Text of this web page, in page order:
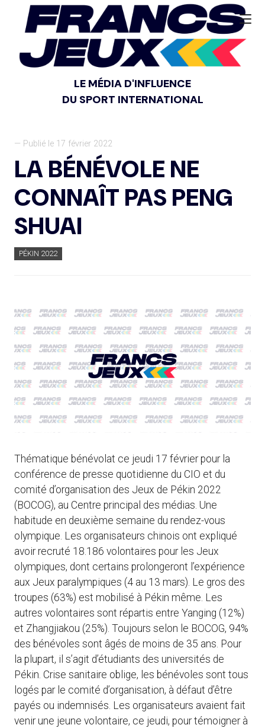
LE MÉDIA D'INFLUENCE
DU SPORT INTERNATIONAL
— Publié le 17 février 2022
LA BÉNÉVOLE NE
CONNAÎT PAS PENG
SHUAI
PÉKIN 2022
Thématique bénévolat ce jeudi 17 février pour la
conférence de presse quotidienne du CIO et du
comité d’organisation des Jeux de Pékin 2022
(BOCOG), au Centre principal des médias. Une
habitude en deuxième semaine du rendez-vous
olympique. Les organisateurs chinois ont expliqué
avoir recruté 18.186 volontaires pour les Jeux
olympiques, dont certains prolongeront l’expérience
aux Jeux paralympiques (4 au 13 mars). Le gros des
troupes (63%) est mobilisé à Pékin même. Les
autres volontaires sont répartis entre Yanging (12%)
et Zhangjiakou (25%). Toujours selon le BOCOG, 94%
des bénévoles sont âgés de moins de 35 ans. Pour
la plupart, il s’agit d’étudiants des universités de
Pékin. Crise sanitaire oblige, les bénévoles sont tous
logés par le comité d’organisation, à défaut d’être
payés ou indemnisés. Les organisateurs avaient fait
venir une jeune volontaire, ce jeudi, pour témoigner à